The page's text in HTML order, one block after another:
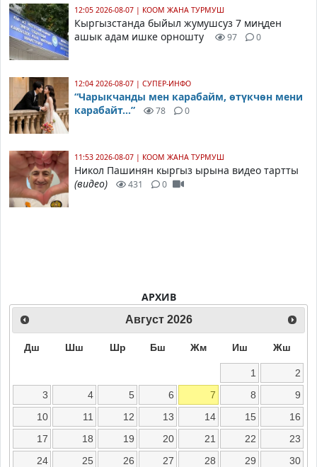
12:05 2026-08-07 | КООМ ЖАНА ТУРМУШ
Кыргызстанда быйыл жумушсуз 7 миңден
ашык адам ишке орношту
97 0
12:04 2026-08-07 | СУПЕР-ИНФО
“Чарыкчанды мен карабайм, өтүкчөн мени
карабайт...”
78 0
11:53 2026-08-07 | КООМ ЖАНА ТУРМУШ
Никол Пашинян кыргыз ырына видео тартты
(видео)
431 0
АРХИВ
Август 2026
Дш Шш Шр Бш Жм Иш Жш
1
2
3
4 5 6 7 8
9
10
11 12 13 14 15
16
17
18 19 20 21 22
23
24
25 26 27 28 29
30